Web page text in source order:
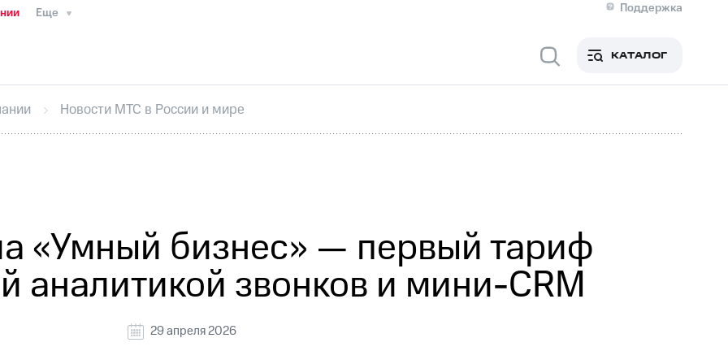
Еще
Поддержка
Медиа-центр
ИнтервьюФинансовая отчетностьКонтактыНовости в регионе
секретарьРаскрытие информации
кабинет акционераАкционерный капиталКонтроль и аудитРынок акций
КАТАЛОГ
Новости МТС в России и мире
«Умный бизнес» — первый тариф
аналитикой звонков и мини-CRM
29 апреля 2026